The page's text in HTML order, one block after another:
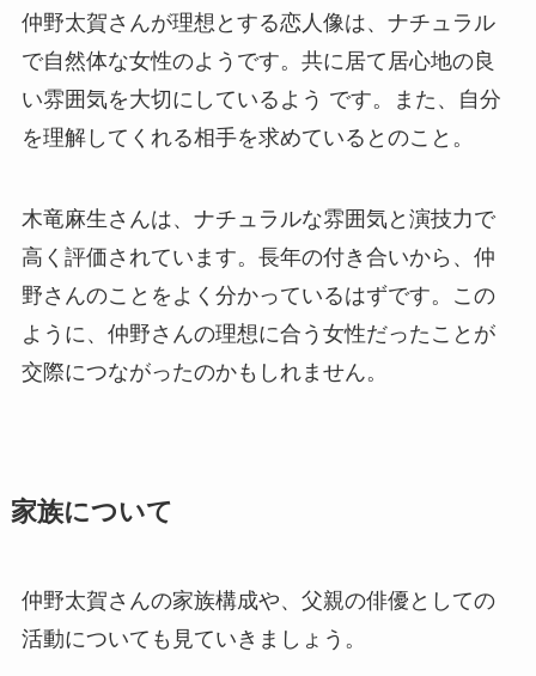
仲野太賀さんが理想とする恋人像は、ナチュラル
で自然体な女性のようです。共に居て居心地の良
い雰囲気を大切にしているよう です。また、自分
を理解してくれる相手を求めているとのこと。
木竜麻生さんは、ナチュラルな雰囲気と演技力で
高く評価されています。長年の付き合いから、仲
野さんのことをよく分かっているはずです。この
ように、仲野さんの理想に合う女性だったことが
交際につながったのかもしれません。
家族について
仲野太賀さんの家族構成や、父親の俳優としての
活動についても見ていきましょう。